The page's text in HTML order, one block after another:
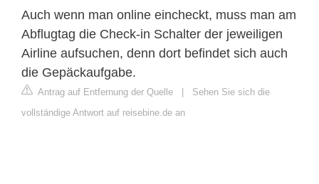
Auch wenn man online eincheckt, muss man am
Abflugtag die Check-in Schalter der jeweiligen
Airline aufsuchen, denn dort befindet sich auch
die Gepäckaufgabe.
Antrag auf Entfernung der Quelle | Sehen Sie sich die
vollständige Antwort auf reisebine.de an